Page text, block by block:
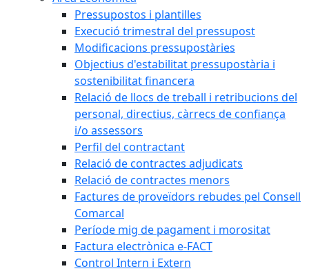
Pressupostos i plantilles
Execució trimestral del pressupost
Modificacions pressupostàries
Objectius d'estabilitat pressupostària i
sostenibilitat financera
Relació de llocs de treball i retribucions del
personal, directius, càrrecs de confiança
i/o assessors
Perfil del contractant
Relació de contractes adjudicats
Relació de contractes menors
Factures de proveïdors rebudes pel Consell
Comarcal
Període mig de pagament i morositat
Factura electrònica e-FACT
Control Intern i Extern